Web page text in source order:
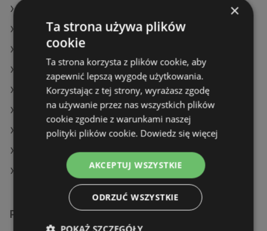
Oferty Action
Oferty Selgros
Aktualne gazetki Netto
Aktualne gazetki Makro
Aktualne gazetki Delikatesy Centrum
Aktualne gazetki SPAR
Aktualne gazetki Gram Market
Sklepy Lidl w Międzyzdroje
Podobne sklepy detaliczne
×
Ta strona używa plików
cookie
Ta strona korzysta z plików cookie, aby
zapewnić lepszą wygodę użytkowania.
Korzystając z tej strony, wyrażasz zgodę
na używanie przez nas wszystkich plików
cookie zgodnie z warunkami naszej
polityki plików cookie. Dowiedz się więcej
AKCEPTUJ WSZYSTKIE
ODRZUĆ WSZYSTKIE
POKAŻ SZCZEGÓŁY